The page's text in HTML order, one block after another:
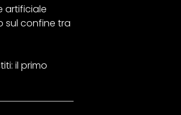
artificiale
sul confine tra
il primo